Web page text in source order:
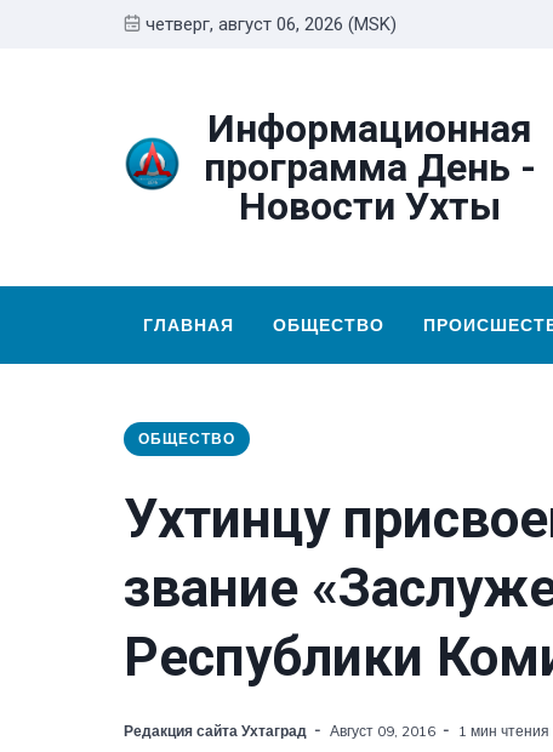
четверг, август 06, 2026 (MSK)
Информационная
программа День -
Новости Ухты
ГЛАВНАЯ ОБЩЕСТВО
ОБЩЕСТВО
Ухтинцу
звание
Республики
Редакция сайта Ухтаград Август 09, 2016 1 мин чтения